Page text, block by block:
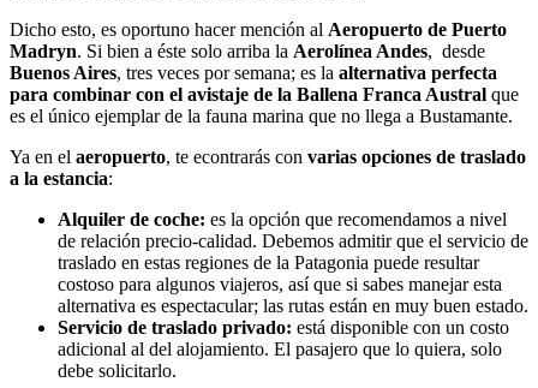
Dicho esto, es oportuno hacer mención al Aeropuerto de Puerto
Madryn. Si bien a éste solo arriba la Aerolínea Andes, desde
Buenos Aires, tres veces por semana; es la alternativa perfecta
para combinar con el avistaje de la Ballena Franca Austral que
es el único ejemplar de la fauna marina que no llega a Bustamante.
Ya en el aeropuerto, te econtrarás con varias opciones de traslado
a la estancia:
Alquiler de coche: es la opción que recomendamos a nivel
de relación precio-calidad. Debemos admitir que el servicio de
traslado en estas regiones de la Patagonia puede resultar
costoso para algunos viajeros, así que si sabes manejar esta
alternativa es espectacular; las rutas están en muy buen estado.
Servicio de traslado privado: está disponible con un costo
adicional al del alojamiento. El pasajero que lo quiera, solo
debe solicitarlo.